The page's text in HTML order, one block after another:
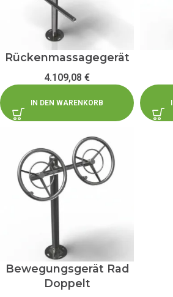
Rückenmassagegerät
4.109,08 €
IN DEN WARENKORB
Bewegungsgerät Rad
Doppelt